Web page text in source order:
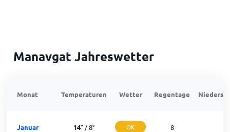
Manavgat Jahreswetter
Monat Temperaturen Wetter Regentage
Januar 14° /8° OK 8